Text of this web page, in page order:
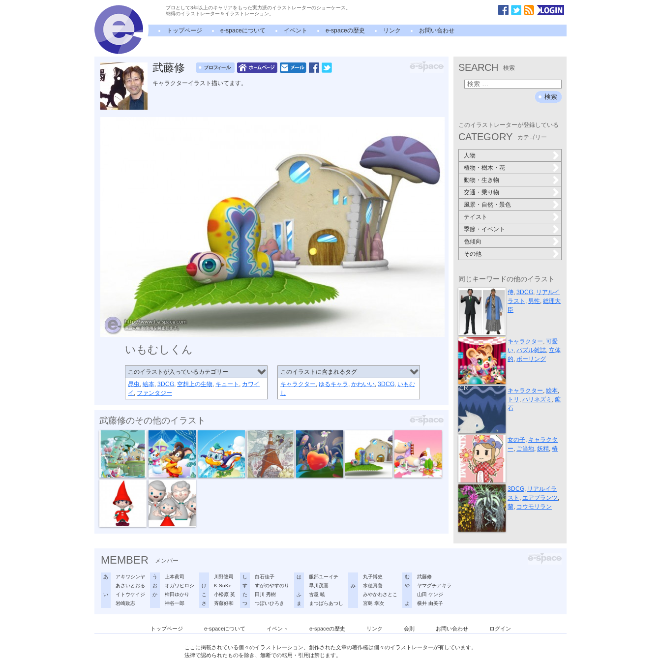
プロとして3年以上のキャリアをもった実力派のイラストレーターのショーケース。
納得のイラストレーター＆イラストレーション。
トップページ e-spaceについて イベント e-spaceの歴史 リンク お問い合わせ
武藤修
キャラクターイラスト描いてます。
いもむしくん
このイラストが入っているカテゴリー
昆虫, 絵本, 3DCG, 空想上の生物, キュート , カワイ
イ , ファンタジー
このイラストに含まれるタグ
キャラクター, ゆるキャラ , かわいい, 3DCG, いもむ
し
武藤修のその他のイラスト
巨木の世界1 パズル誌表紙 パズル誌表紙 年賀状 馬
トントゥ 家族
SEARCH 検索
このイラストレーターが登録している
CATEGORY カテゴリー
人物
植物・樹木・花
動物・生き物
交通・乗り物
風景・自然・景色
テイスト
季節・イベント
色傾向
その他
同じキーワードの他のイラスト
男性２人
侍, 3DCG, リアルイ
ラスト , 男性, 総理大
臣
ボーリング大会
キャラクター, 可愛
い, パズル雑誌, 立体
的, ボーリング
AUTHENTIC
CR...
キャラクター, 絵本,
トリ , ハリネズミ , 鉱
石
キャラクター...
女の子, キャラクタ
ー, ご当地, 妖精, 椿
ランとエアプ...
3DCG, リアルイラ
スト , エアプランツ,
蘭, コウモリラン
MEMBER メンバー
あ
アキワシンヤ
あさいとおる
い
イトウケイジ
岩崎政志
う
上本眞司
お
オガワヒロシ
か
柿田ゆかり
神谷一郎
川野隆司
け
K-SuKe
こ
小松原 英
さ
斉藤好和
し
白石佳子
す
すがのやすのり
た
田川 秀樹
つ
つぼいひろき
は
服部ユーイチ
早川茂喜
ふ
古屋 暁
ま
まつばらあつし
丸子博史
み
水穂真善
みやかわさとこ
宮島 幸次
む
武藤修
や
ヤマグチアキラ
山田 ケンジ
よ
横井 由美子
トップページ e-spaceについて イベント e-spaceの歴史 リンク 会則 お問い合わせ ログイン
ここに掲載されている個々のイラストレーション、創作された文章の著作権は個々のイラストレーターが有しています。
法律で認められたものを除き、無断での転用・引用は禁じます。